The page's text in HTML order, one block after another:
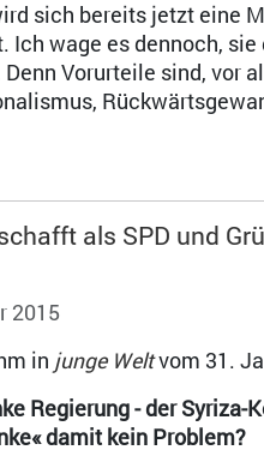
sich bereits jetzt eine
Ich wage es dennoch,
Vorurteile sind, vor
als SPD und
2015
in junge Weltvom 31.
Regierung - der
damit kein Problem?